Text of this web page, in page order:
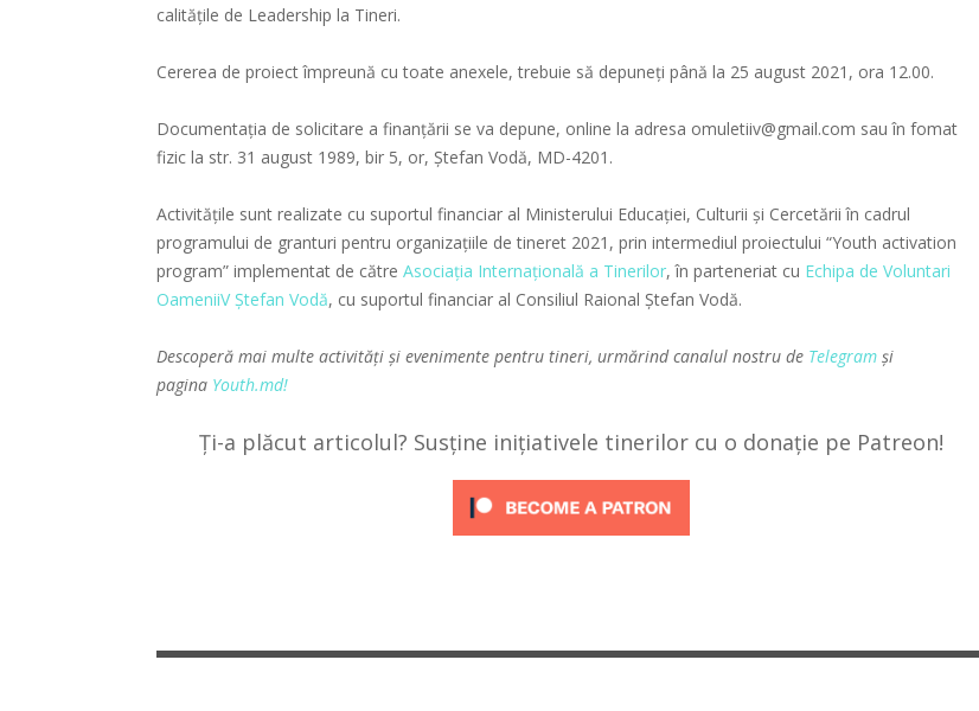
calitățile de Leadership la Tineri.
Cererea de proiect împreună cu toate anexele, trebuie să depuneți până la 25 august 2021, ora 12.00.
Documentaţia de solicitare a finanţării se va depune, online la adresa omuletiiv@gmail.com sau în fomat
fizic la str. 31 august 1989, bir 5, or, Ștefan Vodă, MD-4201.
Activitățile sunt realizate cu suportul financiar al Ministerului Educației, Culturii și Cercetării în cadrul
programului de granturi pentru organizațiile de tineret 2021, prin intermediul proiectului “Youth activation
program” implementat de către Asociația Internațională a Tinerilor, în parteneriat cu Echipa de Voluntari
OameniiV Ștefan Vodă, cu suportul financiar al Consiliul Raional Ștefan Vodă.
Descoperă mai multe activități și evenimente pentru tineri, urmărind canalul nostru de Telegram și
pagina Youth.md!
Ți-a plăcut articolul? Susține inițiativele tinerilor cu o donație pe Patreon!